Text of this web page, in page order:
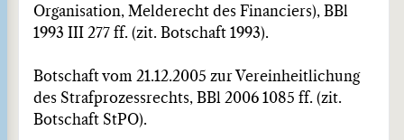
Organisation, Melderecht des Financiers), BBl
1993 III 277 ff. (zit. Botschaft 1993).
Botschaft vom 21.12.2005 zur Vereinheitlichung
des Strafprozessrechts, BBl 2006 1085 ff. (zit.
Botschaft StPO).